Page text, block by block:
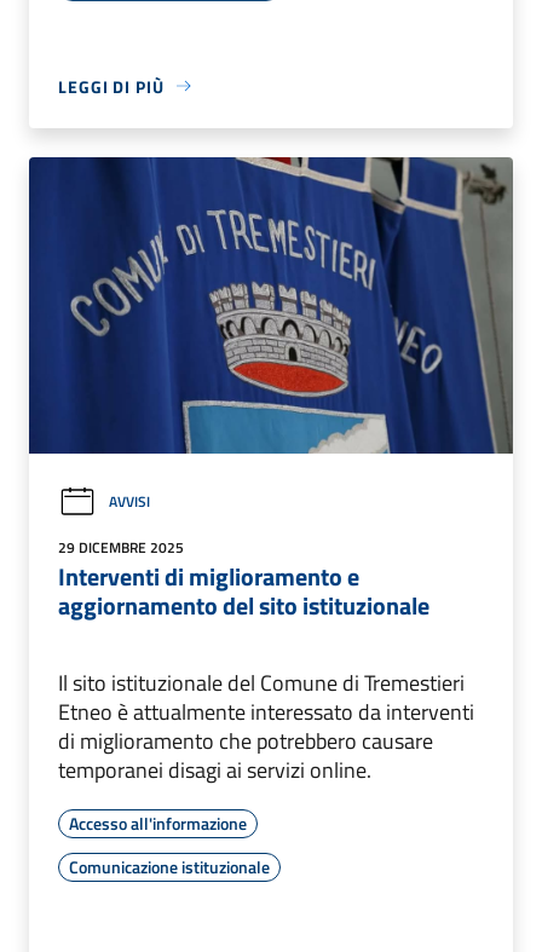
LEGGI DI PIÙ
AVVISI
29 DICEMBRE 2025
Interventi di miglioramento e
aggiornamento del sito istituzionale
Il sito istituzionale del Comune di Tremestieri
Etneo è attualmente interessato da interventi
di miglioramento che potrebbero causare
temporanei disagi ai servizi online.
Accesso all'informazione
Comunicazione istituzionale